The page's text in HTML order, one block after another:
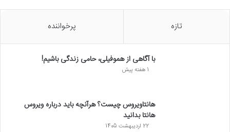
تازه پرخواننده
با آگاهی از هموفیلی، حامی زندگی باشیم!
1 هفته پیش
هانتاویروس چیست؟ هرآنچه باید درباره ویروس
هانتا بدانید
22 اردیبهشت 1405